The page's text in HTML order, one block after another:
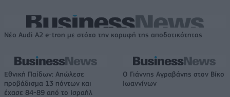
Νέο Audi A2 e-tron με στόχο την κορυφή της αποδοτικότητας
Εθνική Παίδων: Απώλεσε
προβάδισμα 13 πόντων και
έχασε 84-89 από το Ισραήλ
Ο Γιάννης Αγραβάνης στον Βίκο
Ιωαννίνων